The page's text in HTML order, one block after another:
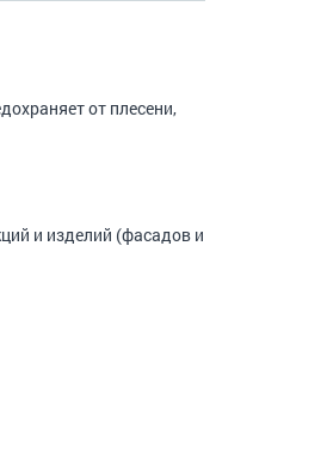
от плесени,
и изделий (фасадов и